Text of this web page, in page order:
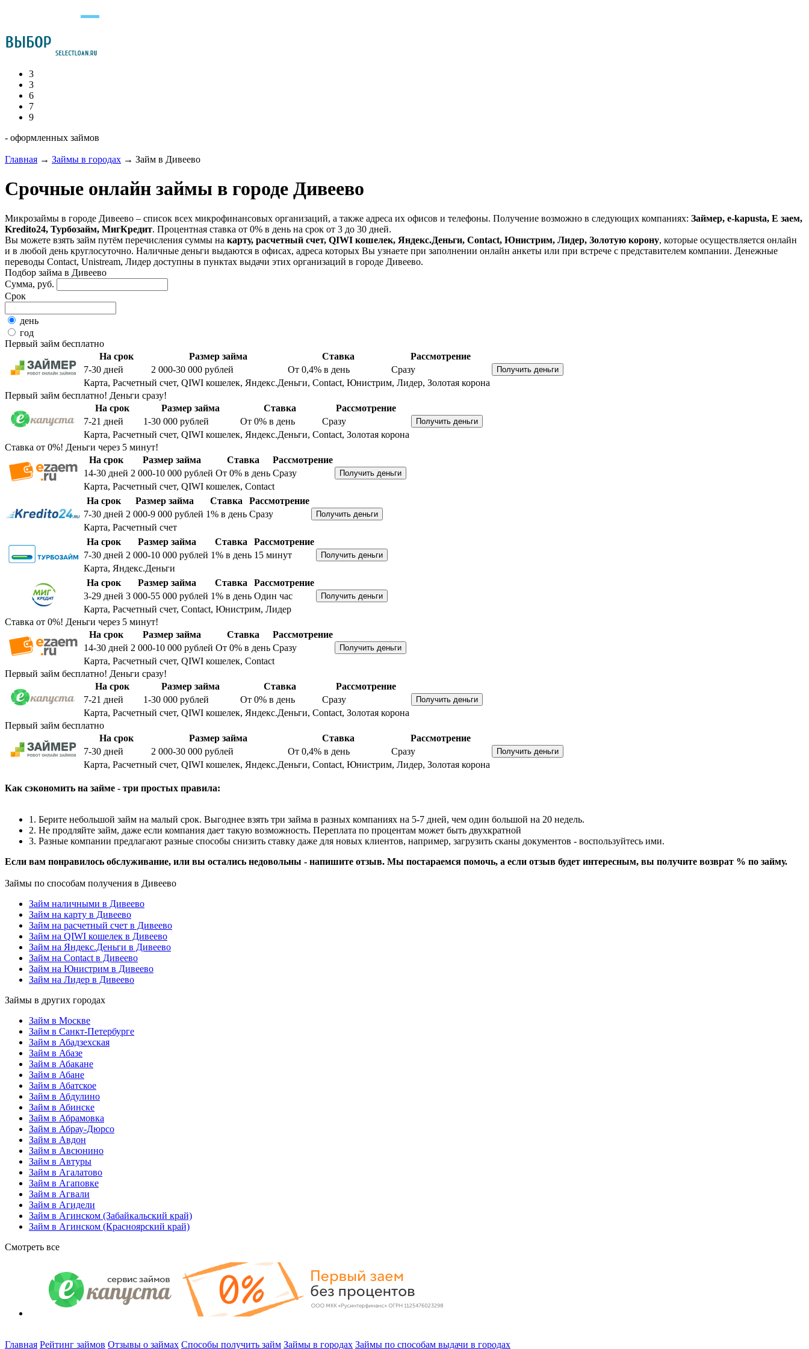
3
3
6
7
9
- оформленных займов
Главная → Займы в городах → Займ в Дивеево
Срочные онлайн займы в городе Дивеево
Микрозаймы в городе Дивеево – список всех микрофинансовых организаций, а также адреса их офисов и телефоны. Получение возможно в следующих компаниях: Займер, e-kapusta, Е заем,
Kredito24, Турбозайм, МигКредит. Процентная ставка от 0% в день на срок от 3 до 30 дней.
Вы можете взять займ путём перечисления суммы на карту, расчетный счет, QIWI кошелек, Яндекс.Деньги, Contact, Юнистрим, Лидер, Золотую корону, которые осуществляется онлайн
и в любой день круглосуточно. Наличные деньги выдаются в офисах, адреса которых Вы узнаете при заполнении онлайн анкеты или при встрече с представителем компании. Денежные
переводы Contact, Unistream, Лидер доступны в пунктах выдачи этих организаций в городе Дивеево.
Подбор займа в Дивеево
Сумма, руб.
Срок
день
год
Первый займ бесплатно
На срок
Размер займа Ставка
Рассмотрение
7-30 дней 2 000-30 000 рублей От 0,4% в день
Сразу
Карта, Расчетный счет, QIWI кошелек, Яндекс.Деньги, Contact, Юнистрим, Лидер, Золотая корона
Первый займ бесплатно! Деньги сразу!
На срок
Размер займа Ставка
Рассмотрение
7-21 дней 1-30 000 рублей От 0% в день
Сразу
Карта, Расчетный счет, QIWI кошелек, Яндекс.Деньги, Contact, Золотая корона
Ставка от 0%! Деньги через 5 минут!
На срок
Размер займа Ставка
Рассмотрение
14-30 дней 2 000-10 000 рублей От 0% в день Сразу
Карта, Расчетный счет, QIWI кошелек, Contact
На срок
Размер займа Ставка
Рассмотрение
7-30 дней 2 000-9 000 рублей 1% в день Сразу
Карта, Расчетный счет
На срок
Размер займа Ставка
Рассмотрение
7-30 дней 2 000-10 000 рублей 1% в день 15 минут
Карта, Яндекс.Деньги
На срок
Размер займа Ставка
Рассмотрение
3-29 дней 3 000-55 000 рублей 1% в день Один час
Карта, Расчетный счет, Contact, Юнистрим, Лидер
Ставка от 0%! Деньги через 5 минут!
На срок
Размер займа Ставка
Рассмотрение
14-30 дней 2 000-10 000 рублей От 0% в день Сразу
Карта, Расчетный счет, QIWI кошелек, Contact
Первый займ бесплатно! Деньги сразу!
На срок
Размер займа Ставка
Рассмотрение
7-21 дней 1-30 000 рублей От 0% в день
Сразу
Карта, Расчетный счет, QIWI кошелек, Яндекс.Деньги, Contact, Золотая корона
Первый займ бесплатно
На срок
Размер займа Ставка
Рассмотрение
7-30 дней 2 000-30 000 рублей От 0,4% в день
Сразу
Карта, Расчетный счет, QIWI кошелек, Яндекс.Деньги, Contact, Юнистрим, Лидер, Золотая корона
Как сэкономить на займе - три простых правила:
1. Берите небольшой займ на малый срок. Выгоднее взять три займа в разных компаниях на 5-7 дней, чем один большой на 20 недель.
2. Не продляйте займ, даже если компания дает такую возможность. Переплата по процентам может быть двухкратной
3. Разные компании предлагают разные способы снизить ставку даже для новых клиентов, например, загрузить сканы документов - воспользуйтесь ими.
Если вам понравилось обслуживание, или вы остались недовольны - напишите отзыв. Мы постараемся помочь, а если отзыв будет интересным, вы получите возврат % по займу.
Займы по способам получения в Дивеево
Займ наличными в Дивеево
Займ на карту в Дивеево
Займ на расчетный счет в Дивеево
Займ на QIWI кошелек в Дивеево
Займ на Яндекс.Деньги в Дивеево
Займ на Contact в Дивеево
Займ на Юнистрим в Дивеево
Займ на Лидер в Дивеево
Займы в других городах
Займ в Москве
Займ в Санкт-Петербурге
Займ в Абадзехская
Займ в Абазе
Займ в Абакане
Займ в Абане
Займ в Абатское
Займ в Абдулино
Займ в Абинске
Займ в Абрамовка
Займ в Абрау-Дюрсо
Займ в Авдон
Займ в Авсюнино
Займ в Автуры
Займ в Агалатово
Займ в Агаповке
Займ в Агвали
Займ в Агидели
Займ в Агинском (Забайкальский край)
Займ в Агинском (Красноярский край)
Смотреть все
Главная Рейтинг займов Отзывы о займах Способы получить займ Займы в городах Займы по способам выдачи в городах